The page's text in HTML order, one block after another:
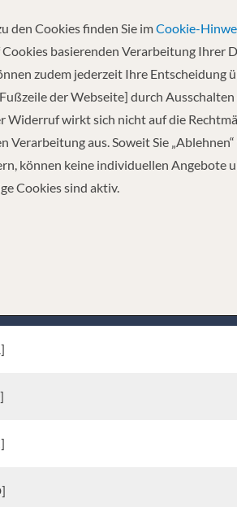
und überzeugt durch eine gute Küche
Die geschmackvollen,
sowie auf Rhein, Main, Mosel und Saar.
(eine Tischzeit), eine stilvoll
verfügt das Schiff über einen
und Schattenplätzen. Das
auf MS Rhein Prinzessin!
den Cookies finden Sie imCookie-
basierenden Verarbeitung Ihrer
zudem jederzeit Ihre Entscheidung
der Webseite] durch
Widerruf wirkt sich nicht auf die
Verarbeitung aus. Soweit Sie
können keine individuellen Angebote
Cookies sind aktiv.